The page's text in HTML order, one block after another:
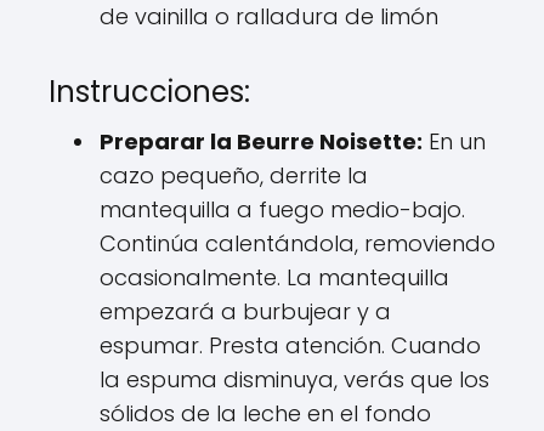
de vainilla o ralladura de limón
Instrucciones:
Preparar la Beurre Noisette: En un
cazo pequeño, derrite la
mantequilla a fuego medio-bajo.
Continúa calentándola, removiendo
ocasionalmente. La mantequilla
empezará a burbujear y a
espumar. Presta atención. Cuando
la espuma disminuya, verás que los
sólidos de la leche en el fondo